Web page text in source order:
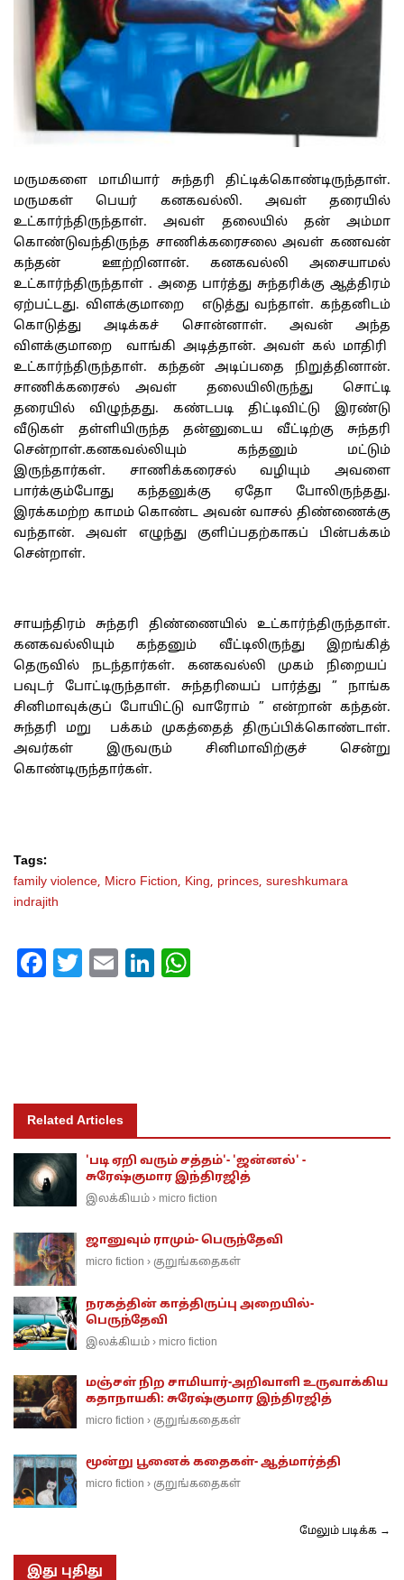
மருமகளை மாமியார் சுந்தரி திட்டிக்கொண்டிருந்தாள்.
மருமகள் பெயர் கனகவல்லி. அவள் தரையில்
உட்கார்ந்திருந்தாள். அவள் தலையில் தன் அம்மா
கொண்டுவந்திருந்த சாணிக்கரைசலை அவள் கணவன்
கந்தன் ஊற்றினான். கனகவல்லி அசையாமல்
உட்கார்ந்திருந்தாள் . அதை பார்த்து சுந்தரிக்கு ஆத்திரம்
ஏற்பட்டது. விளக்குமாறை எடுத்து வந்தாள். கந்தனிடம்
கொடுத்து அடிக்கச் சொன்னாள். அவன் அந்த
விளக்குமாறை வாங்கி அடித்தான். அவள் கல் மாதிரி
உட்கார்ந்திருந்தாள். கந்தன் அடிப்பதை நிறுத்தினான்.
சாணிக்கரைசல் அவள் தலையிலிருந்து சொட்டி
தரையில் விழுந்தது. கண்டபடி திட்டிவிட்டு இரண்டு
வீடுகள் தள்ளியிருந்த தன்னுடைய வீட்டிற்கு சுந்தரி
சென்றாள்.கனகவல்லியும் கந்தனும் மட்டும்
இருந்தார்கள். சாணிக்கரைசல் வழியும் அவளை
பார்க்கும்போது கந்தனுக்கு ஏதோ போலிருந்தது.
இரக்கமற்ற காமம் கொண்ட அவன் வாசல் திண்ணைக்கு
வந்தான். அவள் எழுந்து குளிப்பதற்காகப் பின்பக்கம்
சென்றாள்.
சாயந்திரம் சுந்தரி திண்ணையில் உட்கார்ந்திருந்தாள்.
கனகவல்லியும் கந்தனும் வீட்டிலிருந்து இறங்கித்
தெருவில் நடந்தார்கள். கனகவல்லி முகம் நிறையப்
பவுடர் போட்டிருந்தாள். சுந்தரியைப் பார்த்து ” நாங்க
சினிமாவுக்குப் போயிட்டு வாரோம் ” என்றான் கந்தன்.
சுந்தரி மறு பக்கம் முகத்தைத் திருப்பிக்கொண்டாள்.
அவர்கள் இருவரும் சினிமாவிற்குச் சென்று
கொண்டிருந்தார்கள்.
Tags:
family violence, Micro Fiction, King, princes, sureshkumara
indrajith
Facebook
Twitter
EmailLinkedIn
Related Articles
'படி ஏறி வரும் சத்தம்'- 'ஜன்னல்' -
சுரேஷ்குமார இந்திரஜித்
இலக்கியம் › micro fiction
ஜானுவும் ராமும்- பெருந்தேவி
micro fiction › குறுங்கதைகள்
நரகத்தின் காத்திருப்பு அறையில்-
பெருந்தேவி
இலக்கியம் › micro fiction
மஞ்சள் நிற சாமியார்-அறிவாளி உருவாக்கிய
கதாநாயகி: சுரேஷ்குமார இந்திரஜித்
micro fiction › குறுங்கதைகள்
மூன்று பூனைக் கதைகள்- ஆத்மார்த்தி
micro fiction › குறுங்கதைகள்
மேலும் படிக்க →
இது புதிது